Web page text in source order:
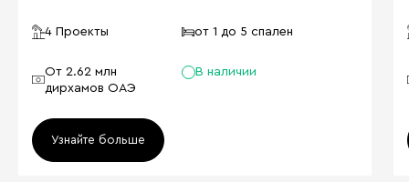
4 Проекты от 1 до 5 спален
От 2.62 млн
дирхамов ОАЭ
В наличии
Узнайте больше